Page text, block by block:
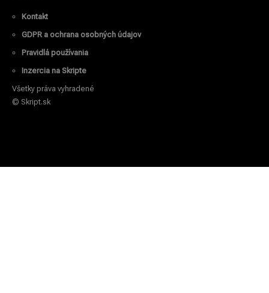
Kontakt
GDPR a ochrana osobných údajov
Pravidlá používania
Inzercia na Skripte
Všetky práva vyhradené
© Skript.sk